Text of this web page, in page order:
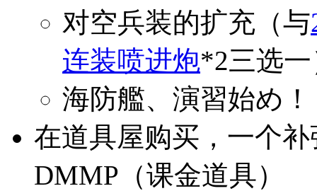
对空兵装的扩充（与
连装喷进炮*2三选
海防艦、演習始め
在道具屋购买，一个
DMMP（课金道具）